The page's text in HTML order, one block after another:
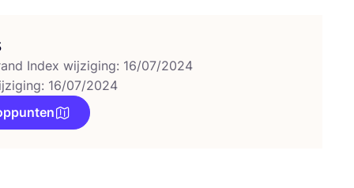
Index wijziging: 16/07/2024
16/07/2024